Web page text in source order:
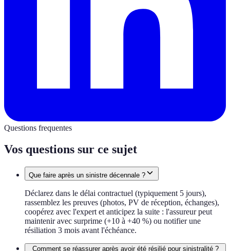
Questions frequentes
Vos questions sur ce sujet
Que faire après un sinistre décennale ?
Déclarez dans le délai contractuel (typiquement 5 jours),
rassemblez les preuves (photos, PV de réception, échanges),
coopérez avec l'expert et anticipez la suite : l'assureur peut
maintenir avec surprime (+10 à +40 %) ou notifier une
résiliation 3 mois avant l'échéance.
Comment se réassurer après avoir été résilié pour sinistralité ?